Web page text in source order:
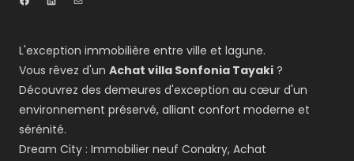
L'exception immobilière entre ville et lagune.
Vous rêvez d'un Achat villa Sonfonia Tayaki ?
Découvrez des demeures d'exception au cœur d'un
environnement préservé, alliant confort moderne et
sérénité.
Dream City : Immobilier neuf Conakry, Achat